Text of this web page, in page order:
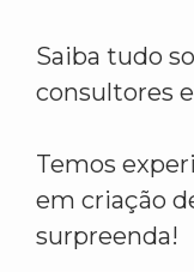
Saiba tudo
consultores
Temos
em criação
surpreenda!